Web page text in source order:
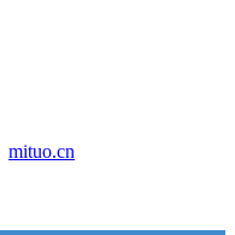
mituo.cn